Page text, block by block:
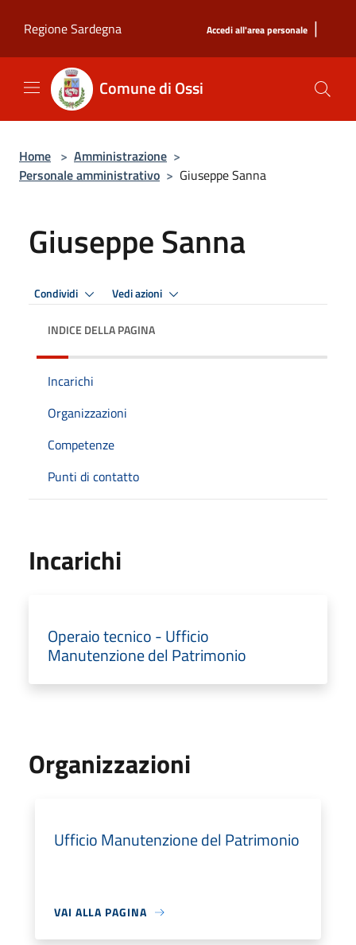
Regione Sardegna
Accedi all'area personale |
Comune di Ossi
Home > Amministrazione >
Personale amministrativo > Giuseppe Sanna
Giuseppe Sanna
Condividi Vedi azioni
INDICE DELLA PAGINA
Incarichi
Organizzazioni
Competenze
Punti di contatto
Incarichi
Operaio tecnico - Ufficio
Manutenzione del Patrimonio
Organizzazioni
Ufficio Manutenzione del Patrimonio
VAI ALLA PAGINA